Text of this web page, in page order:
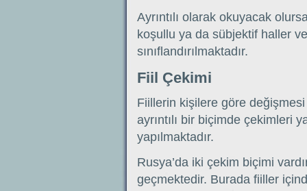
Ayrıntılı olarak okuyacak
koşullu ya da sübjektif haller
sınıflandırılmaktadır.
Fiil Çekimi
Fiillerin kişilere göre
ayrıntılı bir biçimde çekimleri
yapılmaktadır.
Rusya’da iki çekim biçimi
geçmektedir. Burada fiiller